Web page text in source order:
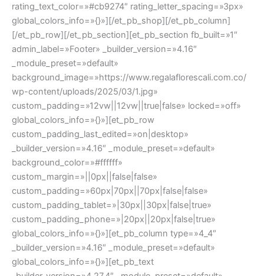
rating_text_color=»#cb9274″ rating_letter_spacing=»3px»
global_colors_info=»{}»][/et_pb_shop][/et_pb_column]
[/et_pb_row][/et_pb_section][et_pb_section fb_built=»1″
admin_label=»Footer» _builder_version=»4.16″
_module_preset=»default»
background_image=»https://www.regalaflorescali.com.co/
wp-content/uploads/2025/03/1.jpg»
custom_padding=»12vw||12vw||true|false» locked=»off»
global_colors_info=»{}»][et_pb_row
custom_padding_last_edited=»on|desktop»
_builder_version=»4.16″ _module_preset=»default»
background_color=»#ffffff»
custom_margin=»||0px||false|false»
custom_padding=»60px|70px||70px|false|false»
custom_padding_tablet=»|30px||30px|false|true»
custom_padding_phone=»|20px||20px|false|true»
global_colors_info=»{}»][et_pb_column type=»4_4″
_builder_version=»4.16″ _module_preset=»default»
global_colors_info=»{}»][et_pb_text